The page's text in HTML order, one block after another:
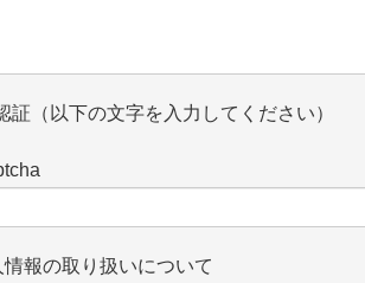
証（以下の文字を入力してください）
情報の取り扱いについて